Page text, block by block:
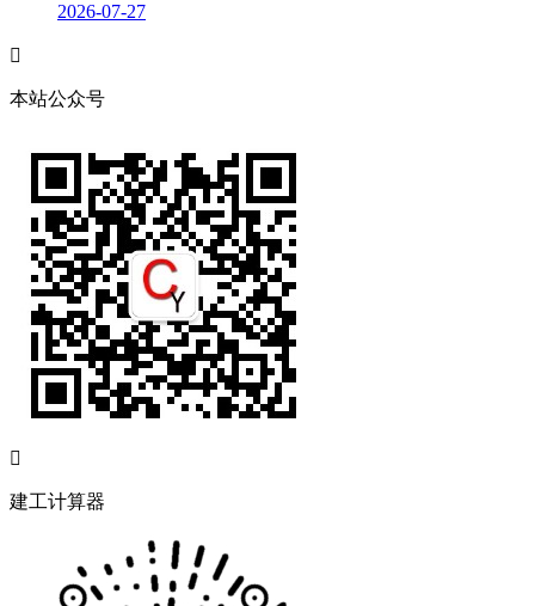
2026-07-27

本站公众号

建工计算器